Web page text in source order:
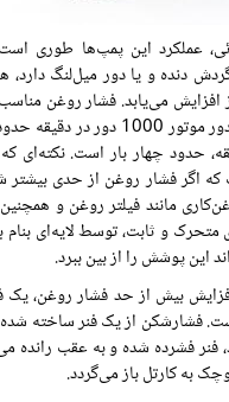
عملکرد این پمپ‌ها طوری
دنده و یا دور میل‌لنگ دارد،
افزایش می‌یابد. فشار روغن
مثال، تندر 90، در دور موتور
دقیقه، حدود چهار بار است.
که اگر فشار روغن از حدی
مانند فیلتر روغن و همچنین
متحرک و ثابت، توسط لایه‌ای
این پوشش را از بین ببرد.
بیش از حد فشار روغن،
فشارشکن از یک فنر ساخته
فنر فشرده شده و به عقب رانده
به کارتل باز می‌گردد.